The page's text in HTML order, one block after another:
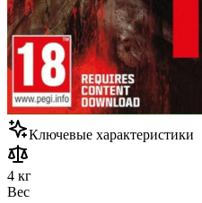
Ключевые характеристики
4 кг
Вес